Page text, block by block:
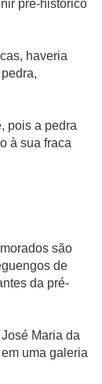
pré-histórico
haveria
pois a pedra
à sua fraca
são
de
da pré-
Maria da
uma galeria